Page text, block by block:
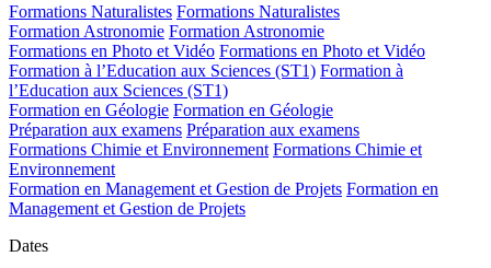
Formations Naturalistes Formations Naturalistes
Formation Astronomie Formation Astronomie
Formations en Photo et Vidéo Formations en Photo et Vidéo
Formation à l’Education aux Sciences (ST1) Formation à
l’Education aux Sciences (ST1)
Formation en Géologie Formation en Géologie
Préparation aux examens Préparation aux examens
Formations Chimie et Environnement Formations Chimie et
Environnement
Formation en Management et Gestion de Projets Formation en
Management et Gestion de Projets
Dates